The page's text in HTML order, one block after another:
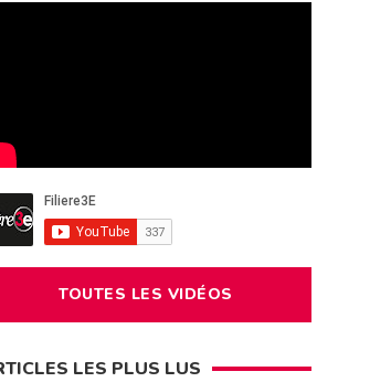
TOUTES LES VIDÉOS
LES PLUS LUS